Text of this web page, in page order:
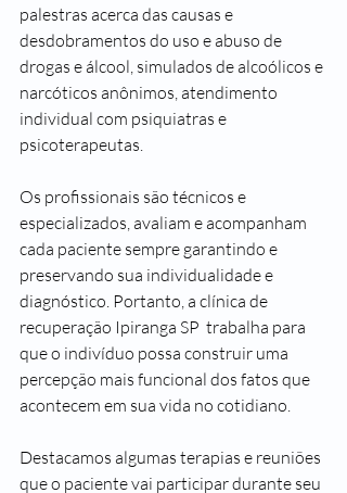
palestras acerca das causas e
desdobramentos do uso e abuso de
drogas e álcool, simulados de alcoólicos e
narcóticos anônimos, atendimento
individual com psiquiatras e
psicoterapeutas.
Os profissionais são técnicos e
especializados, avaliam e acompanham
cada paciente sempre garantindo e
preservando sua individualidade e
diagnóstico. Portanto, a clínica de
recuperação Ipiranga SP  trabalha para
que o indivíduo possa construir uma
percepção mais funcional dos fatos que
acontecem em sua vida no cotidiano.
Destacamos algumas terapias e reuniões
que o paciente vai participar durante seu